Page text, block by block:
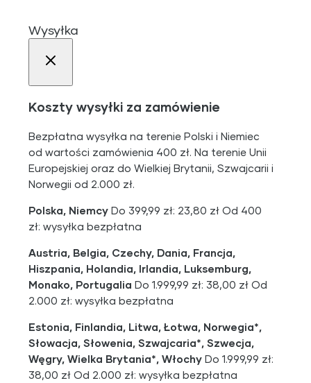
Wysyłka
Koszty wysyłki za zamówienie
Bezpłatna wysyłka na terenie Polski i Niemiec
od wartości zamówienia 400 zł. Na terenie Unii
Europejskiej oraz do Wielkiej Brytanii, Szwajcarii i
Norwegii od 2.000 zł.
Polska, Niemcy Do 399,99 zł: 23,80 zł Od 400
zł: wysyłka bezpłatna
Austria, Belgia, Czechy, Dania, Francja,
Hiszpania, Holandia, Irlandia, Luksemburg,
Monako, Portugalia Do 1.999,99 zł: 38,00 zł Od
2.000 zł: wysyłka bezpłatna
Estonia, Finlandia, Litwa, Łotwa, Norwegia*,
Słowacja, Słowenia, Szwajcaria*, Szwecja,
Węgry, Wielka Brytania*, Włochy Do 1.999,99 zł:
38,00 zł Od 2.000 zł: wysyłka bezpłatna